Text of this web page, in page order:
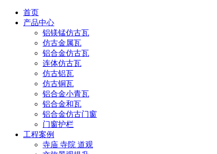
首页
产品中心
铝镁锰仿古瓦
仿古金属瓦
铝合金仿古瓦
连体仿古瓦
仿古铝瓦
仿古铜瓦
铝合金小青瓦
铝合金和瓦
铝合金仿古门窗
门窗护栏
工程案例
寺庙 寺院 道观